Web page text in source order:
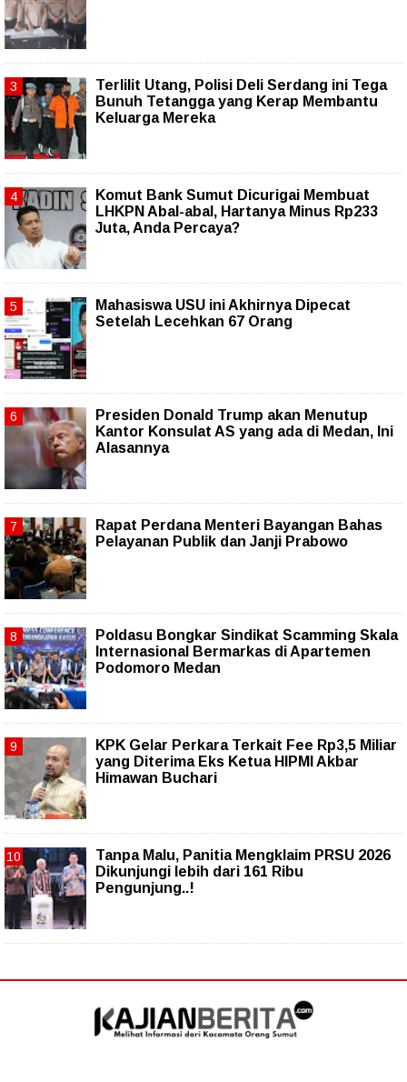
Terlilit Utang, Polisi Deli Serdang ini Tega
Bunuh Tetangga yang Kerap Membantu
Keluarga Mereka
Komut Bank Sumut Dicurigai Membuat
LHKPN Abal-abal, Hartanya Minus Rp233
Juta, Anda Percaya?
Mahasiswa USU ini Akhirnya Dipecat
Setelah Lecehkan 67 Orang
Presiden Donald Trump akan Menutup
Kantor Konsulat AS yang ada di Medan, Ini
Alasannya
Rapat Perdana Menteri Bayangan Bahas
Pelayanan Publik dan Janji Prabowo
Poldasu Bongkar Sindikat Scamming Skala
Internasional Bermarkas di Apartemen
Podomoro Medan
KPK Gelar Perkara Terkait Fee Rp3,5 Miliar
yang Diterima Eks Ketua HIPMI Akbar
Himawan Buchari
Tanpa Malu, Panitia Mengklaim PRSU 2026
Dikunjungi lebih dari 161 Ribu
Pengunjung..!